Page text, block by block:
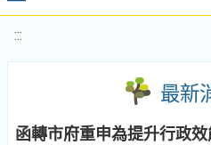
:::
最新
函轉市府重申為提升行政